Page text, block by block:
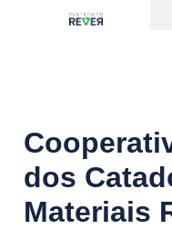
dos
Materiais